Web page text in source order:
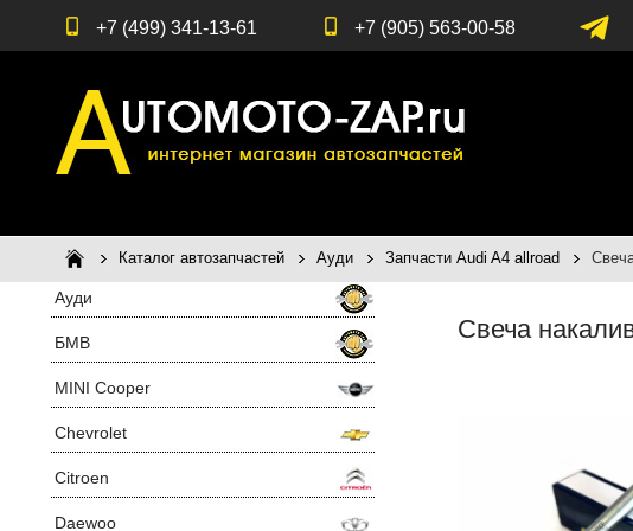
+7 (499) 341-13-61 +7 (905) 563-00-58
Каталог автозапчастей Ауди Запчасти Audi A4 allroad
Ауди
БМВ
MINI Cooper
Chevrolet
Citroen
Daewoo
Cвеча